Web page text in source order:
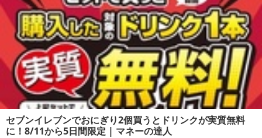
セブンイレブンでおにぎり2個買うとドリンクが実質無料
に！8/11から5日間限定 | マネーの達人